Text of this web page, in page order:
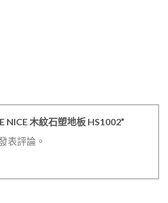
NICE 木紋石塑地板 HS1002”
表評論。